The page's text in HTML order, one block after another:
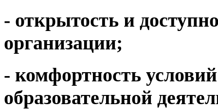
- открытость и
организации;
- комфортность
образовательной